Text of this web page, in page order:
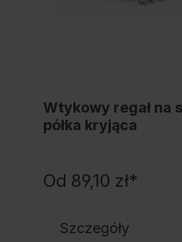
Wtykowy regał na
półka kryjąca
Od 89,10 zł*
Szczegóły